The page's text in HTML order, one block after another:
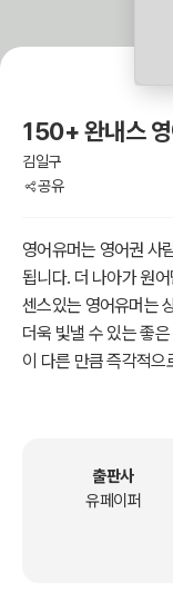
150+ 완내스 영
김일구
공유
영어유머는 영어권 사
됩니다. 더 나아가 원
센스있는 영어유머는
더욱 빛낼 수 있는 좋
이 다른 만큼 즉각적으
* 절찬 판매 중 주요
출판사
유페이퍼